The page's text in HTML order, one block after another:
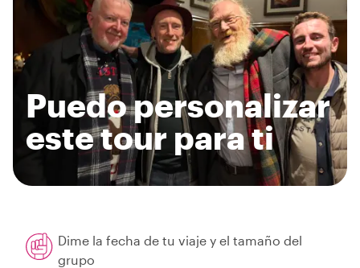
Puedo personalizar
este tour para ti
Dime la fecha de tu viaje y el tamaño del
grupo